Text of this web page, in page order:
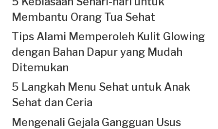
Membantu Orang Tua Sehat
Tips Alami Memperoleh Kulit Glowing
dengan Bahan Dapur yang Mudah
Ditemukan
5 Langkah Menu Sehat untuk Anak
Sehat dan Ceria
Mengenali Gejala Gangguan Usus